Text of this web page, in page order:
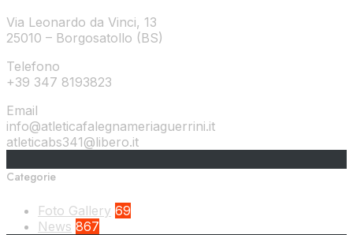
articoli
Via Leonardo da Vinci, 13
25010 – Borgosatollo (BS)
Telefono
+39 347 8193823
Email
info@atleticafalegnameriaguerrini.it
atleticabs341@libero.it
Categorie
Foto Gallery 69
News 867